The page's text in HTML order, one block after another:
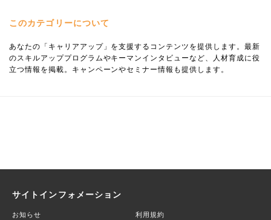
このカテゴリーについて
あなたの「キャリアアップ」を支援するコンテンツを提供します。最新
のスキルアッププログラムやキーマンインタビューなど、人材育成に役
立つ情報を掲載。キャンペーンやセミナー情報も提供します。
サイトインフォメーション
お知らせ 利用規約